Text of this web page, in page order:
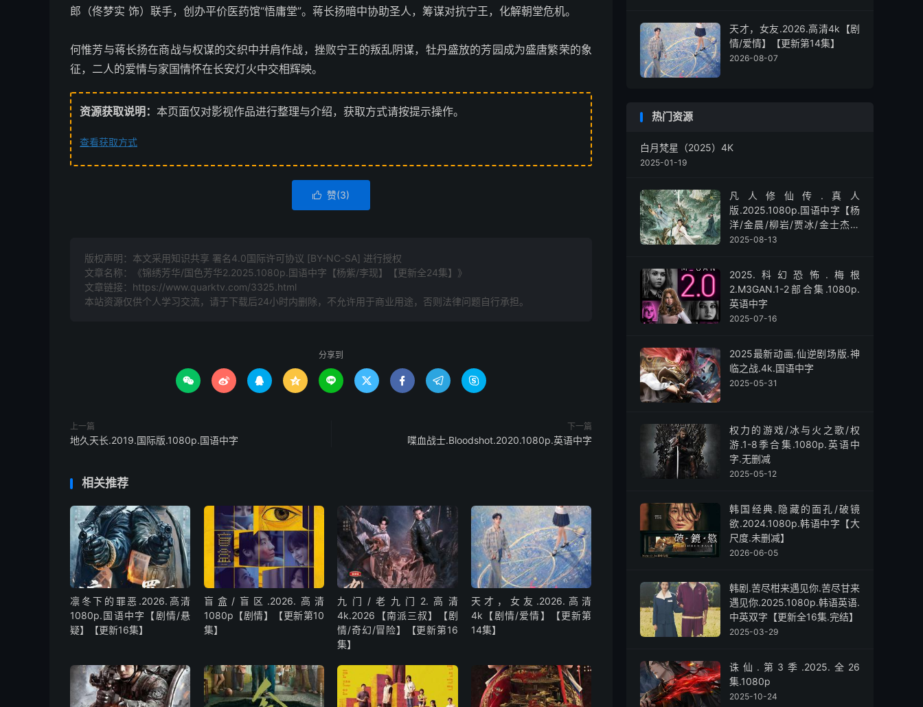
郎（佟梦实 饰）联手，创办平价医药馆“悟庸堂”。蒋长扬暗中协助圣人，筹谋对抗宁王，化解朝堂危机。
何惟芳与蒋长扬在商战与权谋的交织中并肩作战，挫败宁王的叛乱阴谋，牡丹盛放的芳园成为盛唐繁荣的象
征，二人的爱情与家国情怀在长安灯火中交相辉映。
资源获取说明： 本页面仅对影视作品进行整理与介绍，获取方式请按提示操作。
查看获取方式
 赞(3)
版权声明：本文采用知识共享 署名4.0国际许可协议 [BY-NC-SA] 进行授权
文章名称：《锦绣芳华/国色芳华2.2025.1080p.国语中字【杨紫/李现】【更新全24集】》
文章链接： https://www.quarktv.com/3325.html
本站资源仅供个人学习交流，请于下载后24小时内删除，不允许用于商业用途，否则法律问题自行承担。
分享到
        
上一篇
地久天长.2019.国际版.1080p.国语中字
下一篇
喋血战士.Bloodshot.2020.1080p.英语中字
相关推荐
凛冬下的罪恶.2026.高清
1080p.国语中字【剧情/悬
疑】【更新16集】
盲盒/盲区.2026.高清
1080p【剧情】【更新第10
集】
九门/老九门2.高清
4k.2026【南派三叔】【剧
情/奇幻/冒险】【更新第16
集】
天才，女友.2026.高清
4k【剧情/爱情】【更新第
14集】
天才，女友.2026.高清4k【剧
情/爱情】【更新第14集】
2026-08-07
热门资源
白月梵星（2025）4K
2025-01-19
凡人修仙传.真人
版.2025.1080p.国语中字【杨
洋/金晨/柳岩/贾冰/金士杰】
【全30集】
2025-08-13
2025.科幻恐怖.梅根
2.M3GAN.1-2部合集.1080p.
英语中字
2025-07-16
2025最新动画.仙逆剧场版.神
临之战.4k.国语中字
2025-05-31
权力的游戏/冰与火之歌/权
游.1-8季合集.1080p.英语中
字.无删减
2025-05-12
韩国经典.隐藏的面孔/破镜
欲.2024.1080p.韩语中字【大
尺度.未删减】
2026-06-05
韩剧.苦尽柑来遇见你.苦尽甘来
遇见你.2025.1080p.韩语英语.
中英双字【更新全16集.完结】
2025-03-29
诛仙.第3季.2025.全26
集.1080p
2025-10-24